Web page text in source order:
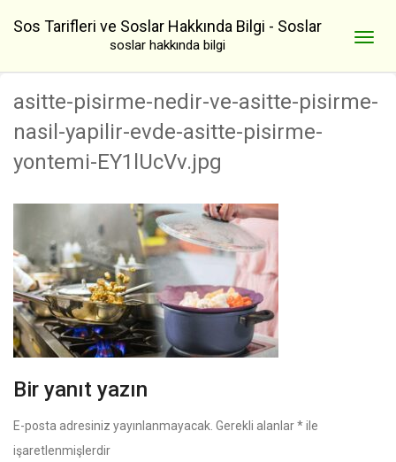
Sos Tarifleri ve Soslar Hakkında Bilgi - Soslar
soslar hakkında bilgi
asitte-pisirme-nedir-ve-asitte-pisirme-
nasil-yapilir-evde-asitte-pisirme-
yontemi-EY1lUcVv.jpg
Bir yanıt yazın
E-posta adresiniz yayınlanmayacak. Gerekli alanlar*ile
işaretlenmişlerdir